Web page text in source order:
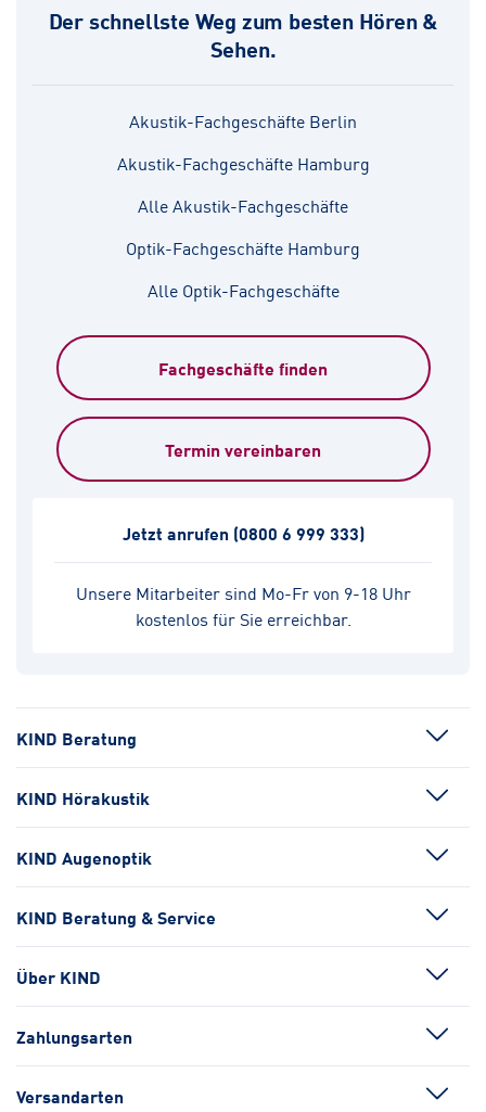
Der schnellste Weg zum besten Hören &
Sehen.
Akustik-Fachgeschäfte Berlin
Akustik-Fachgeschäfte Hamburg
Alle Akustik-Fachgeschäfte
Optik-Fachgeschäfte Hamburg
Alle Optik-Fachgeschäfte
Fachgeschäfte finden
Termin vereinbaren
Unsere Mitarbeiter sind Mo-Fr von 9-18 Uhr
kostenlos für Sie erreichbar.
Jetzt anrufen (0800 6 999 333)
KIND Beratung
KIND Hörakustik
KIND Augenoptik
KIND Beratung & Service
Über KIND
Zahlungsarten
Versandarten